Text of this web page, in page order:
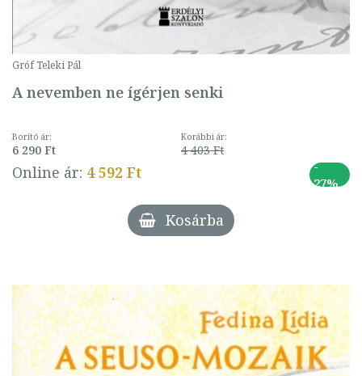
Gróf Teleki Pál
A nevemben ne ígérjen senki
Borító ár:
6 290 Ft
Korábbi ár:
4 403 Ft
Online ár: 4 592 Ft
-
27%
Kosárba